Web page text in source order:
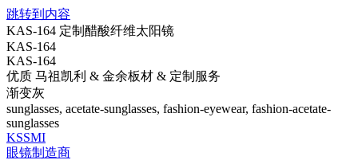
跳转到内容
KAS-164 定制醋酸纤维太阳镜
KAS-164
KAS-164
优质 马祖凯利 & 金余板材 & 定制服务
渐变灰
sunglasses, acetate-sunglasses, fashion-eyewear, fashion-acetate-
sunglasses
KSSMI
眼镜制造商